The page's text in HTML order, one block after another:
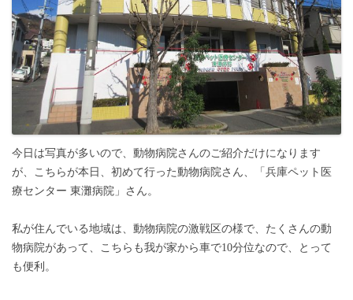
今日は写真が多いので、動物病院さんのご紹介だけになります
が、こちらが本日、初めて行った動物病院さん、「兵庫ペット医
療センター 東灘病院」さん。
私が住んでいる地域は、動物病院の激戦区の様で、たくさんの動
物病院があって、こちらも我が家から車で10分位なので、とって
も便利。